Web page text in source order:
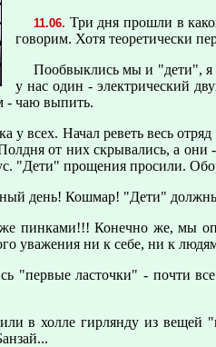
11.06. Три дня прошли в
говоpим. Хотя теоретически
Пообвыклись мы и "дети", я
у нас один - электрический
- чаю выпить.
у всех. Начал реветь весь
от них скрывались, а
"Дети" прощения просили.
день! Кошмар! "Дети"
пинками!!! Конечно же, мы
уважения ни к себе, ни к
"первые ласточки" - почти
в холле гирлянду из вещей